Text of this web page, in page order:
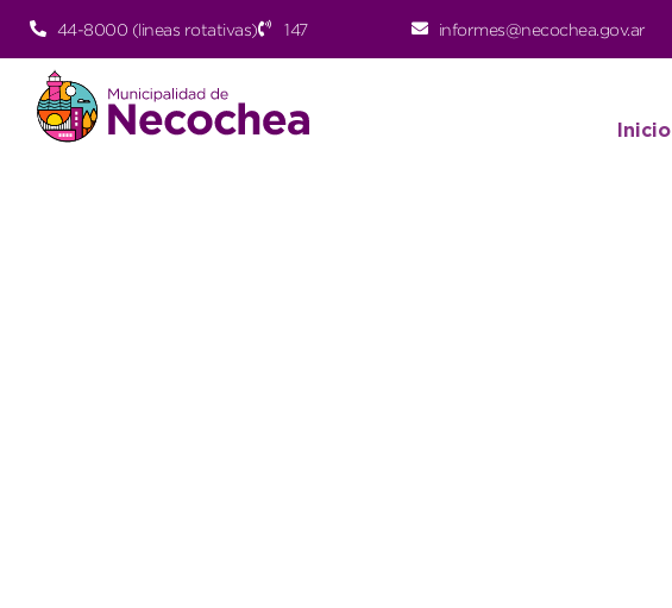
44-8000 (lineas rotativas) 147 informes@necochea.gov.ar
Inicio